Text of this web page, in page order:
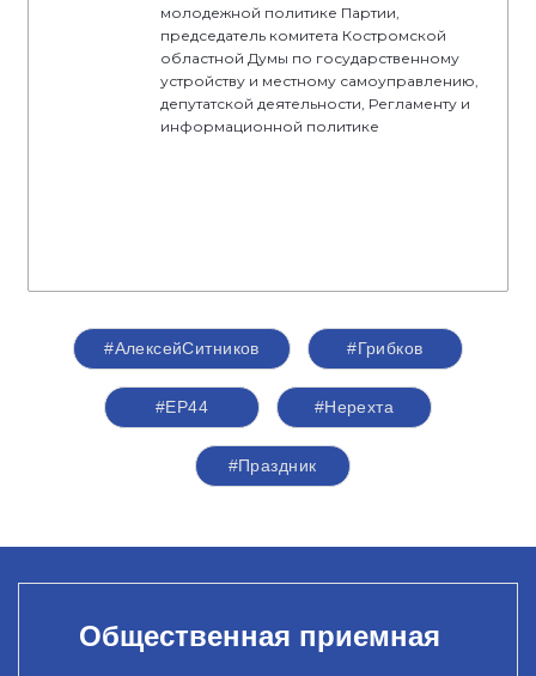
молодежной политике Партии,
председатель комитета Костромской
областной Думы по государственному
устройству и местному самоуправлению,
депутатской деятельности, Регламенту и
информационной политике
#АлексейСитников #Грибков
#ЕР44 #Нерехта
#Праздник
Общественная приемная